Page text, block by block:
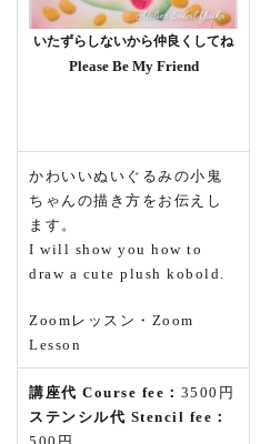
いたずらしないから仲良くしてね
Please Be My Friend
かわいいぬいぐるみの小鬼
ちゃんの描き方をお伝えし
ます。
I will show you how to
draw a cute plush kobold.
Zoomレッスン・Zoom
Lesson
講座代 Course fee： 3500円
ステンシル代 Stencil fee：